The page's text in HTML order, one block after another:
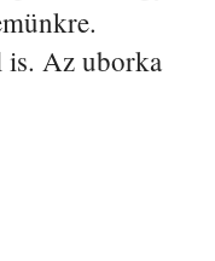
is. Az uborka